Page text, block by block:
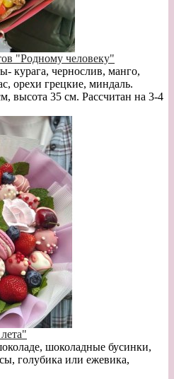
"Родному человеку"
курага, чернослив, манго,
орехи грецкие, миндаль.
высота 35 см. Рассчитан на 3-4
шоколадные бусинки,
голубика или ежевика,